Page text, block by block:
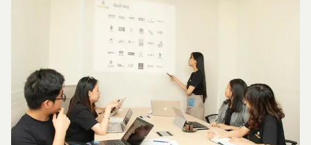
r
d
s
.
f